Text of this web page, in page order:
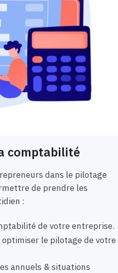
comptabilité
dans le pilotage
de prendre les
:
de votre entreprise.
le pilotage de votre
annuels & situations